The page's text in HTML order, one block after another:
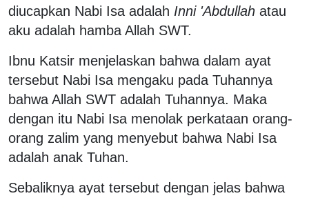
diucapkan Nabi Isa adalah Inni 'Abdullah atau
aku adalah hamba Allah SWT.
Ibnu Katsir menjelaskan bahwa dalam ayat
tersebut Nabi Isa mengaku pada Tuhannya
bahwa Allah SWT adalah Tuhannya. Maka
dengan itu Nabi Isa menolak perkataan orang-
orang zalim yang menyebut bahwa Nabi Isa
adalah anak Tuhan.
Sebaliknya ayat tersebut dengan jelas bahwa